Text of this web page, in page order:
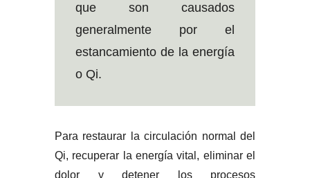
que son causados
generalmente por el
estancamiento de la energía
o Qi.
Para restaurar la circulación normal del
Qi, recuperar la energía vital, eliminar el
dolor y detener los procesos